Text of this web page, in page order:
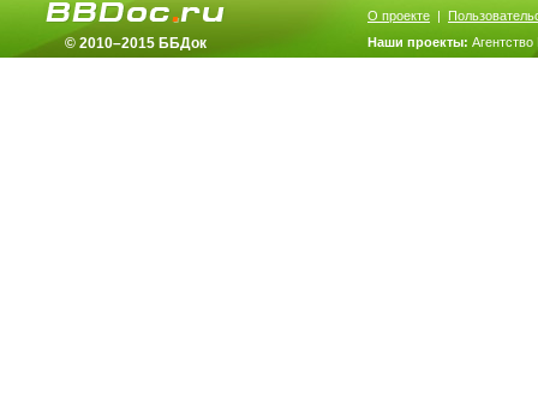
© 2010–2015 ББДок
О проекте |
Наши проекты: